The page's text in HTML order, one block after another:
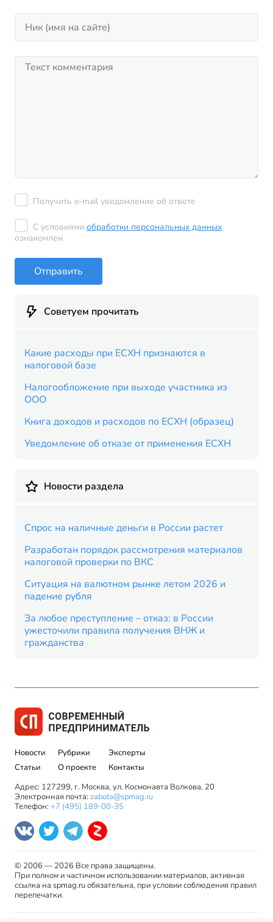
Получить e-mail уведомление об ответе
С условиями обработки персональных данных
ознакомлен
Отправить
Советуем прочитать
Какие расходы при ЕСХН признаются в
налоговой базе
Налогообложение при выходе участника из
ООО
Книга доходов и расходов по ЕСХН (образец)
Уведомление об отказе от применения ЕСХН
Новости раздела
Спрос на наличные деньги в России растет
Разработан порядок рассмотрения материалов
налоговой проверки по ВКС
Ситуация на валютном рынке летом 2026 и
падение рубля
За любое преступление – отказ: в России
ужесточили правила получения ВНЖ и
гражданства
Новости
Статьи
Рубрики
О проекте
Эксперты
Контакты
Адрес: 127299, г. Москва, ул. Космонавта Волкова, 20
Электронная почта: zabota@spmag.ru
Телефон: +7 (495) 189-00-35
© 2006 — 2026 Все права защищены.
При полном и частичном использовании материалов, активная
ссылка на spmag.ru обязательна, при условии соблюдения правил
перепечатки.